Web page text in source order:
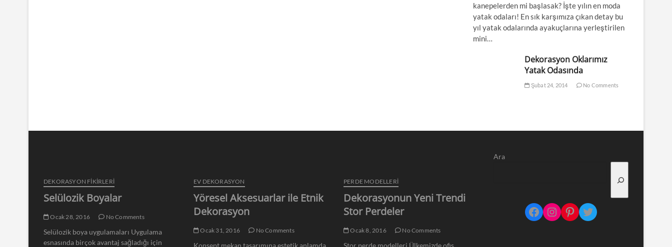
kanepelerden mi başlasak? İşte yılın en moda
yatak odaları! En sık karşımıza çıkan detay bu
yıl yatak odalarında ayakuçlarına yerleştirilen
mini…
Dekorasyon Oklarımız
Yatak Odasında
Şubat 24, 2014 No Comments
DEKORASYON FİKİRLERİ
Selülozik Boyalar
Ocak 28, 2016 No Comments
Selülozik boya uygulamaları Uygulama
esnasında birçok avantaj sağladığı için
EV DEKORASYON
Yöresel Aksesuarlar ile Etnik
Dekorasyon
Ocak 31, 2016 No Comments
PERDE MODELLERI
Dekorasyonun Yeni Trendi
Stor Perdeler
Ocak 8, 2016 No Comments
Ara
Facebook
Instagram
Pinterest
Twitter